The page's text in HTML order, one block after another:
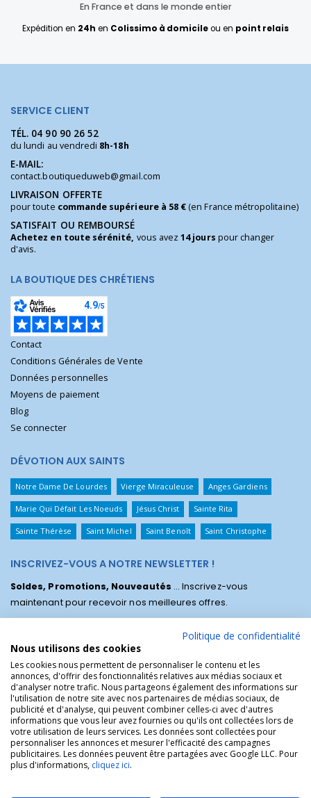
En France et dans le monde entier
Expédition en 24h en Colissimo à domicileou en point relais
SERVICE CLIENT
TÉL. 04 90 90 26 52
du lundi au vendredi 8h-18h
E-MAIL:
contact.boutiqueduweb@gmail.com
LIVRAISON OFFERTE
pour toute commande supérieure à 58 €(en France métropolitaine)
SATISFAIT OU REMBOURSÉ
Achetez en toute sérénité, vous avez14 jours pour changer
d'avis.
LA BOUTIQUE DES CHRÉTIENS
Contact
Conditions Générales de Vente
Données personnelles
Moyens de paiement
Blog
Se connecter
DÉVOTION AUX SAINTS
Notre Dame De Lourdes Vierge Miraculeuse Anges Gardiens
Marie Qui Défait Les Noeuds Jésus Christ Sainte Rita
Sainte Thérèse Saint Michel Saint Benoît Saint Christophe
INSCRIVEZ-VOUS A NOTRE NEWSLETTER !
Soldes, Promotions, Nouveautés ... Inscrivez-vous
maintenant pour recevoir nos meilleures offres.
La Boutique des Chrétiens © | La boutique religieuse chrétienne de
référence !.
Politique de confidentialité
Nous utilisons des cookies
Les cookies nous permettent de personnaliser le contenu et les
annonces, d'offrir des fonctionnalités relatives aux médias sociaux et
d'analyser notre trafic. Nous partageons également des informations sur
l'utilisation de notre site avec nos partenaires de médias sociaux, de
publicité et d'analyse, qui peuvent combiner celles-ci avec d'autres
informations que vous leur avez fournies ou qu'ils ont collectées lors de
votre utilisation de leurs services. Les données sont collectées pour
personnaliser les annonces et mesurer l'efficacité des campagnes
publicitaires. Les données peuvent être partagées avec Google LLC. Pour
plus d'informations, cliquez ici.